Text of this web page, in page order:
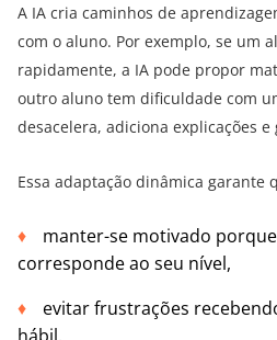
A IA cria caminhos de
com o aluno. Por exemplo, se um
rapidamente, a IA pode propor
outro aluno tem dificuldade com
desacelera, adiciona explicações
Essa adaptação dinâmica garante
manter-se motivado
corresponde ao seu nível,
evitar frustrações